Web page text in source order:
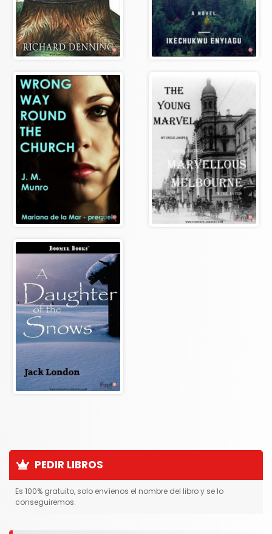
PEDIR LIBROS
Es 100% gratuito, solo envíenos el nombre del libro y se lo
conseguiremos.